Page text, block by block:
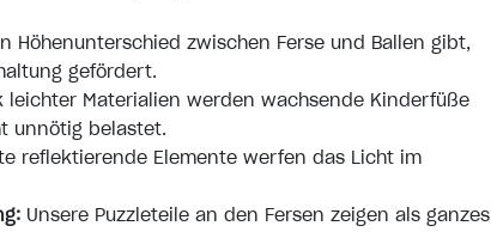
Höhenunterschied zwischen Ferse und Ballen gibt,
gefördert.
leichter Materialien werden wachsende Kinderfüße
unnötig belastet.
reflektierende Elemente werfen das Licht im
Unsere Puzzleteile an den Fersen zeigen als ganzes